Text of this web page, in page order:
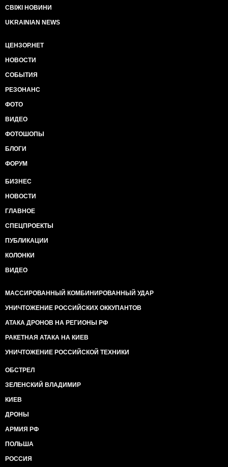
СВІЖІ НОВИНИ
UKRAINIAN NEWS
ЦЕНЗОР.НЕТ
НОВОСТИ
СОБЫТИЯ
РЕЗОНАНС
ФОТО
ВИДЕО
ФОТОШОПЫ
БЛОГИ
ФОРУМ
БИЗНЕС
НОВОСТИ
ГЛАВНОЕ
СПЕЦПРОЕКТЫ
ПУБЛИКАЦИИ
КОЛОНКИ
ВИДЕО
МАССИРОВАННЫЙ КОМБИНИРОВАННЫЙ УДАР
УНИЧТОЖЕНИЕ РОССИЙСКИХ ОККУПАНТОВ
АТАКА ДРОНОВ НА РЕГИОНЫ РФ
РАКЕТНАЯ АТАКА НА КИЕВ
УНИЧТОЖЕНИЕ РОССИЙСКОЙ ТЕХНИКИ
ОБСТРЕЛ
ЗЕЛЕНСКИЙ ВЛАДИМИР
КИЕВ
ДРОНЫ
АРМИЯ РФ
ПОЛЬША
РОССИЯ